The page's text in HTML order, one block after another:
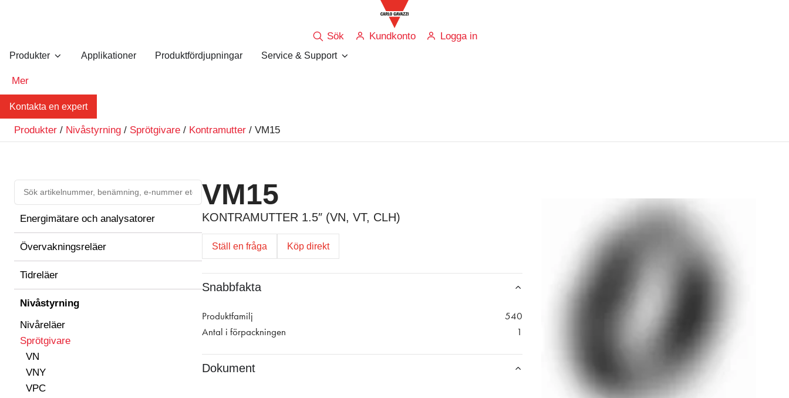
Sök Kundkonto Logga in
Produkter Applikationer Produktfördjupningar Service & Support
Mer
Kontakta en expert
Produkter / Nivåstyrning / Sprötgivare / Kontramutter / VM15
Energimätare och analysatorer
Övervakningsreläer
Tidreläer
Nivåstyrning
Nivåreläer
Sprötgivare
VN
VNY
VPC
VM15
KONTRAMUTTER 1.5″ (VN, VT, CLH)
Ställ en fråga Köp direkt
Snabbfakta
Produktfamilj
540
Antal i förpackningen
1
Dokument